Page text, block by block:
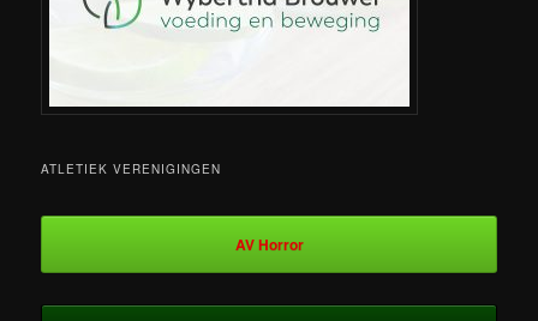
ATLETIEK VERENIGINGEN
AV Horror